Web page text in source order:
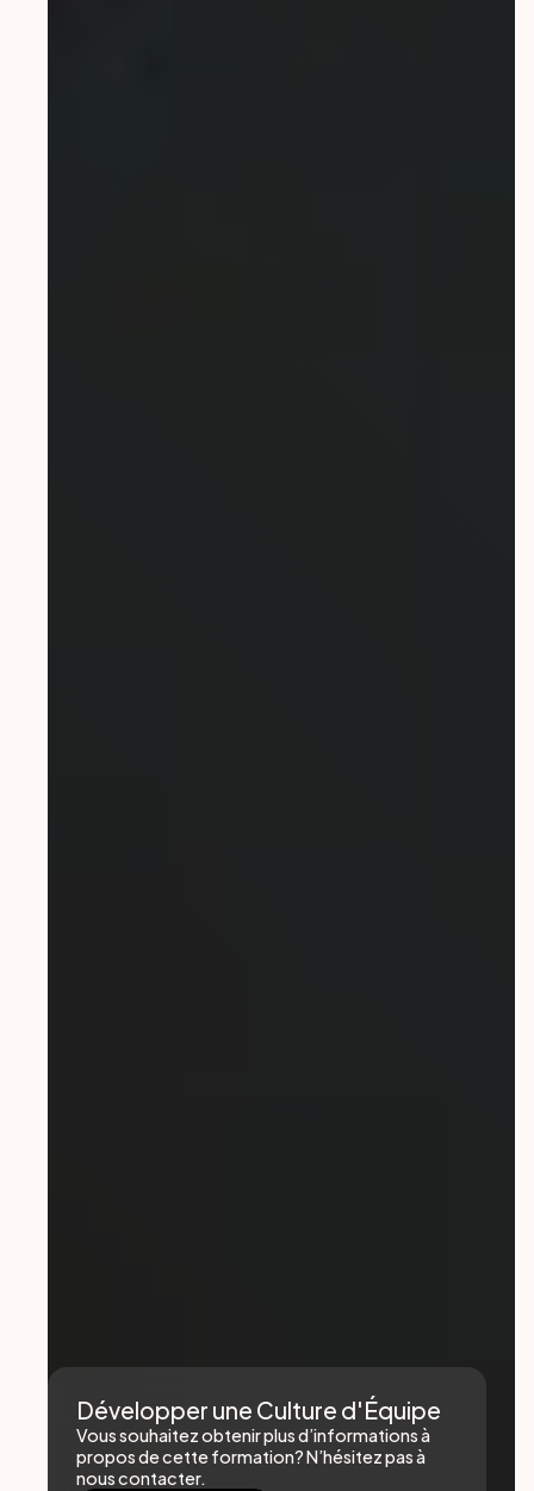
Développer une Culture d'Équipe
Vous souhaitez obtenir plus d’informations à
propos de cette formation? N’hésitez pas à
nous contacter.